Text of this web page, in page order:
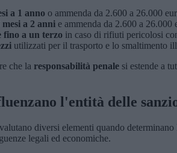
a 1 anno o ammenda da 2.600 a 26.000
a 2 anni e ammenda da 2.600 a
fino a un terzo in caso di rifiuti pericolosi
utilizzati per il trasporto e lo smaltimento
che la responsabilità penale si estende a
l'entità delle
diversi elementi quando
legali ed economiche.